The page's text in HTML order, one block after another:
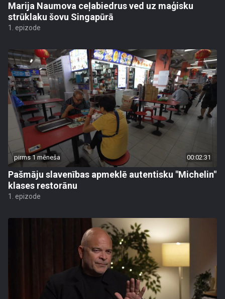
Marija Naumova ceļabiedrus ved uz maģisku
strūklaku šovu Singapūrā
1. epizode
pirms 1 mēneša 00:02:31
Pašmāju slavenības apmeklē autentisku "Michelin"
klases restorānu
1. epizode